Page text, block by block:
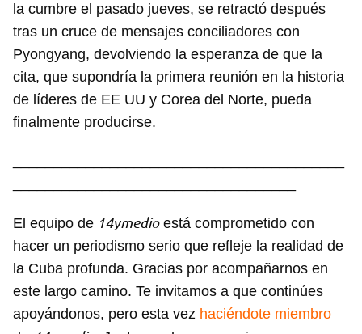
la cumbre el pasado jueves, se retractó después
tras un cruce de mensajes conciliadores con
Pyongyang, devolviendo la esperanza de que la
cita, que supondría la primera reunión en la historia
de líderes de EE UU y Corea del Norte, pueda
finalmente producirse.
El equipo de 14ymedioestá comprometido con
hacer un periodismo serio que refleje la realidad de
la Cuba profunda. Gracias por acompañarnos en
este largo camino. Te invitamos a que continúes
apoyándonos, pero esta vez haciéndote miembro